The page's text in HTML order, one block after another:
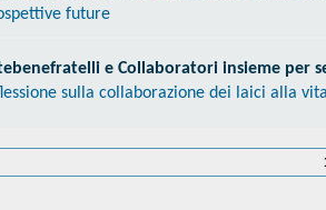
future
e Collaboratori insieme per
sulla collaborazione dei laici alla